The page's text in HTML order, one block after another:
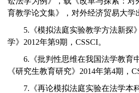
育教学论文集》，对外经济贸易大学
5.《模拟法庭实验教学方法新探
学》2012年第9期，CSSCI。
6.《批判性思维在我国法学教育
《研究生教育研究》2014年第4期，
7.《再论模拟法庭实验在法学本